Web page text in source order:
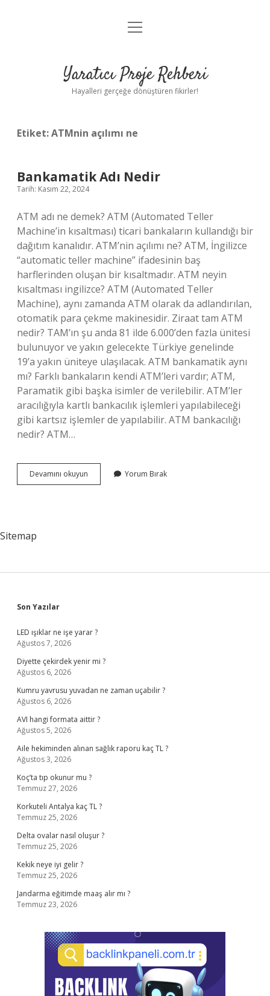
Anasayfa
Yasal Uyarı
menüyü
Yaratıcı Proje Rehberi
Hayalleri gerçeğe dönüştüren fikirler!
Etiket:ATMnin açılımı ne
Bankamatik Adı Nedir
Tarih: Kasım 22, 2024
ATM adı ne demek? ATM (Automated Teller
Machine’in kısaltması) ticari bankaların kullandığı bir
dağıtım kanalıdır. ATM’nin açılımı ne? ATM, İngilizce
“automatic teller machine” ifadesinin baş
harflerinden oluşan bir kısaltmadır. ATM neyin
kısaltması ingilizce? ATM (Automated Teller
Machine), aynı zamanda ATM olarak da adlandırılan,
otomatik para çekme makinesidir. Ziraat tam ATM
nedir? TAM’ın şu anda 81 ilde 6.000’den fazla ünitesi
bulunuyor ve yakın gelecekte Türkiye genelinde
19’a yakın üniteye ulaşılacak. ATM bankamatik aynı
mı? Farklı bankaların kendi ATM’leri vardır; ATM,
Paramatik gibi başka isimler de verilebilir. ATM’ler
aracılığıyla kartlı bankacılık işlemleri yapılabileceği
gibi kartsız işlemler de yapılabilir. ATM bankacılığı
nedir? ATM…
Devamını okuyun Bankamatik
Adı
Yorum Bırak
Sitemap
Sidebar
Son Yazılar
LED ışıklar ne işe yarar ?
Ağustos 7, 2026
Diyette çekirdek yenir mi ?
Ağustos 6, 2026
Kumru yavrusu yuvadan ne zaman uçabilir ?
Ağustos 6, 2026
AVI hangi formata aittir ?
Ağustos 5, 2026
Aile hekiminden alınan sağlık raporu kaç TL ?
Ağustos 3, 2026
Koç’ta tıp okunur mu ?
Temmuz 27, 2026
Korkuteli Antalya kaç TL ?
Temmuz 25, 2026
Delta ovalar nasıl oluşur ?
Temmuz 25, 2026
Kekik neye iyi gelir ?
Temmuz 25, 2026
Jandarma eğitimde maaş alır mı ?
Temmuz 23, 2026